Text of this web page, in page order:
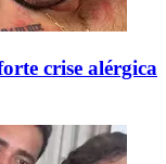
crise alérgica